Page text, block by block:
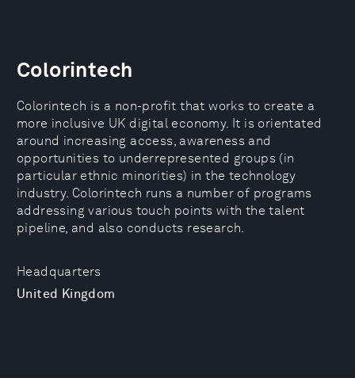
Headquarters
United Kingdom
Colorintech
Colorintech is a non-profit that works to create a
more inclusive UK digital economy. It is orientated
around increasing access, awareness and
opportunities to underrepresented groups (in
particular ethnic minorities) in the technology
industry. Colorintech runs a number of programs
addressing various touch points with the talent
pipeline, and also conducts research.